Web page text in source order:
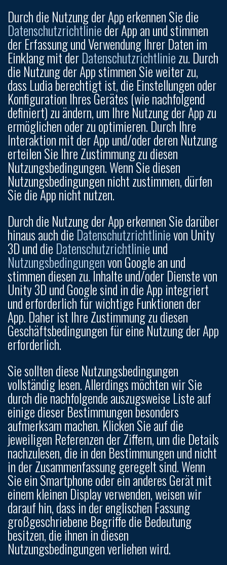
Durch die Nutzung der App erkennen Sie die
Datenschutzrichtlinieder App an und stimmen
der Erfassung und Verwendung Ihrer Daten im
Einklang mit derDatenschutzrichtliniezu. Durch
die Nutzung der App stimmen Sie weiter zu,
dass Ludia berechtigt ist, die Einstellungen oder
Konfiguration Ihres Gerätes (wie nachfolgend
definiert) zu ändern, um Ihre Nutzung der App zu
ermöglichen oder zu optimieren. Durch Ihre
Interaktion mit der App und/oder deren Nutzung
erteilen Sie Ihre Zustimmung zu diesen
Nutzungsbedingungen. Wenn Sie diesen
Nutzungsbedingungen nicht zustimmen, dürfen
Sie die App nicht nutzen.
Durch die Nutzung der App erkennen Sie darüber
hinaus auch die Datenschutzrichtlinievon Unity
3D und die Datenschutzrichtlinieund
Nutzungsbedingungenvon Google an und
stimmen diesen zu. Inhalte und/oder Dienste von
Unity 3D und Google sind in die App integriert
und erforderlich für wichtige Funktionen der
App. Daher ist Ihre Zustimmung zu diesen
Geschäftsbedingungen für eine Nutzung der App
erforderlich.
Sie sollten diese Nutzungsbedingungen
vollständig lesen. Allerdings möchten wir Sie
durch die nachfolgende auszugsweise Liste auf
einige dieser Bestimmungen besonders
aufmerksam machen. Klicken Sie auf die
jeweiligen Referenzen der Ziffern, um die Details
nachzulesen, die in den Bestimmungen und nicht
in der Zusammenfassung geregelt sind. Wenn
Sie ein Smartphone oder ein anderes Gerät mit
einem kleinen Display verwenden, weisen wir
darauf hin, dass in der englischen Fassung
großgeschriebene Begriffe die Bedeutung
besitzen, die ihnen in diesen
Nutzungsbedingungen verliehen wird.